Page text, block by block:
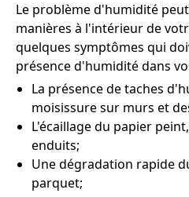
Le problème d'humidité
manières à l'intérieur de
quelques symptômes qui
présence d'humidité dans
La présence de taches
moisissure sur murs et
L'écaillage du papier
enduits;
Une dégradation rapide
parquet;